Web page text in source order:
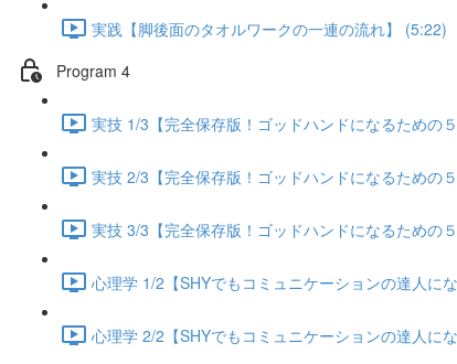
実践【脚後面のタオルワークの一連の流れ】 (5:22)
Program 4
実技 1/3【完全保存版！ゴッドハンドになるための
実技 2/3【完全保存版！ゴッドハンドになるための
実技 3/3【完全保存版！ゴッドハンドになるための
心理学 1/2【SHYでもコミュニケーションの達人に
心理学 2/2【SHYでもコミュニケーションの達人に